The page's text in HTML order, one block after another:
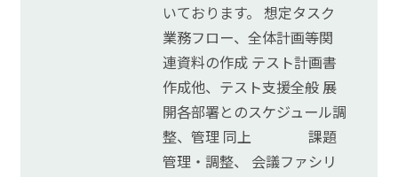
いております。 想定タスク
業務フロー、全体計画等関
連資料の作成 テスト計画書
作成他、テスト支援全般 展
開各部署とのスケジュール調
整、管理 同上 課題
管理・調整、 会議ファシリ